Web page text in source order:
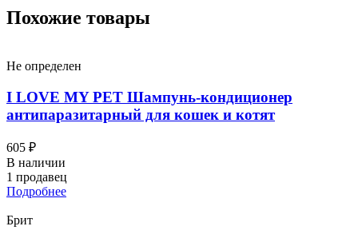
Похожие товары
Не определен
I LOVЕ MY PET Шампунь-кондиционер
антипаразитарный для кошек и котят
605 ₽
В наличии
1 продавец
Подробнее
Брит